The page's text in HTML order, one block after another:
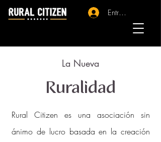
Entrar - Registro
La Nueva
Ruralidad
Rural Citizen es una asociación sin
ánimo de lucro basada en la creación